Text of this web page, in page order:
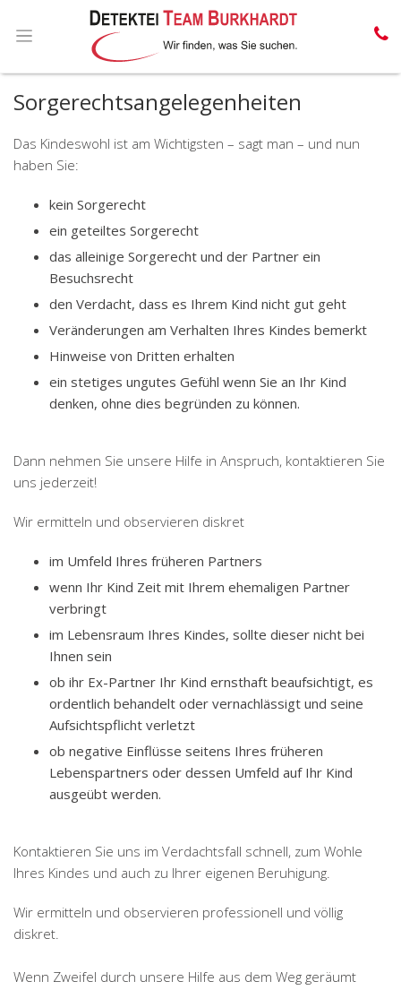
Sorgerechtsangelegenheiten
Das Kindeswohl ist am Wichtigsten – sagt man – und nun
haben Sie:
kein Sorgerecht
ein geteiltes Sorgerecht
das alleinige Sorgerecht und der Partner ein
Besuchsrecht
den Verdacht, dass es Ihrem Kind nicht gut geht
Veränderungen am Verhalten Ihres Kindes bemerkt
Hinweise von Dritten erhalten
ein stetiges ungutes Gefühl wenn Sie an Ihr Kind
denken, ohne dies begründen zu können.
Dann nehmen Sie unsere Hilfe in Anspruch, kontaktieren Sie
uns jederzeit!
Wir ermitteln und observieren diskret
im Umfeld Ihres früheren Partners
wenn Ihr Kind Zeit mit Ihrem ehemaligen Partner
verbringt
im Lebensraum Ihres Kindes, sollte dieser nicht bei
Ihnen sein
ob ihr Ex-Partner Ihr Kind ernsthaft beaufsichtigt, es
ordentlich behandelt oder vernachlässigt und seine
Aufsichtspflicht verletzt
ob negative Einflüsse seitens Ihres früheren
Lebenspartners oder dessen Umfeld auf Ihr Kind
ausgeübt werden.
Kontaktieren Sie uns im Verdachtsfall schnell, zum Wohle
Ihres Kindes und auch zu Ihrer eigenen Beruhigung.
Wir ermitteln und observieren professionell und völlig
diskret.
Wenn Zweifel durch unsere Hilfe aus dem Weg geräumt